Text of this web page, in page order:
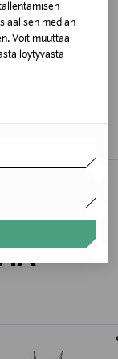
median
Voit muuttaa
löytyvästä
52 B,